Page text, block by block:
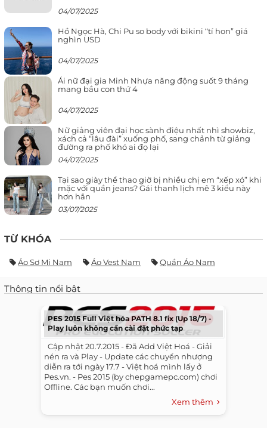
04/07/2025
Hồ Ngọc Hà, Chi Pu so body với bikini “tí hon” giá
nghìn USD
04/07/2025
Ái nữ đại gia Minh Nhựa năng động suốt 9 tháng
mang bầu con thứ 4
04/07/2025
Nữ giảng viên đại học sành điệu nhất nhì showbiz,
xách cả “lâu đài” xuống phố, sang chảnh từ giảng
đường ra phố khó ai đọ lại
04/07/2025
Tại sao giày thể thao giờ bị nhiều chị em “xếp xó” khi
mặc với quần jeans? Gái thanh lịch mê 3 kiểu này
hơn hẳn
03/07/2025
TỪ KHÓA
Áo Sơ Mi Nam Áo Vest Nam Quần Áo Nam
Thông tin nổi bật
PES 2015 Full Việt hóa PATH 8.1 fix (Up 18/7) -
Play luôn không cần cài đặt phức tạp
​ ​ Cập nhật 20.7.2015 - Đã Add Việt Hoá - Giải
nén ra và Play - Update các chuyển nhượng
diễn ra tới ngày 17.7 - Việt hoá mình lấy ở
Pes.vn. - Pes 2015 (by chepgamepc.com) chơi
Offline. Các bạn muốn chơi...
Xem thêm